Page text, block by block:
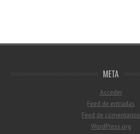
META
Acceder
Feed de entradas
Feed de comentarios
WordPress.org